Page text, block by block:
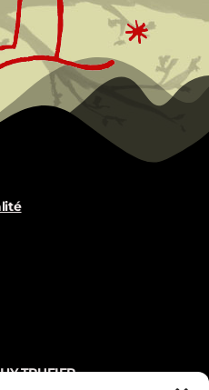
TRUFIER